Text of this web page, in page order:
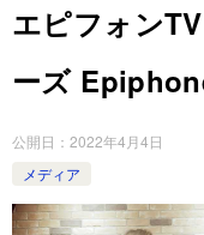
エピフォン
ーズ
公開日： 2022年4月4日
メディア